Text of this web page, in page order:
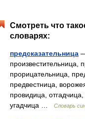
Смотреть что
словарях:
предсказательница
произвестительница,
прорицательница,
предвестница,
провидица,
угадчица …
Словарь